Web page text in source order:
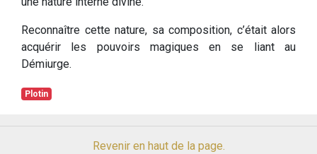
Reconnaître cette nature, sa composition, c’était alors
acquérir les pouvoirs magiques en se liant au
Démiurge.
Plotin
Revenir en haut de la page.